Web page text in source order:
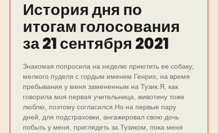
История дня по
итогам голосования
за 21 сентября 2021
Знакомая попросила на неделю приютить ее собаку,
мелкого пуделя с гордым именем Генрих, на время
пребывания у меня замененным на Тузик.Я, как
говорила моя первая учительница, животину тоже
люблю, поэтому согласился.Но на первые пару
дней, для подстраховки, ангажировал свою дочь
побыть у меня, приглядеть за Тузиком, пока меня